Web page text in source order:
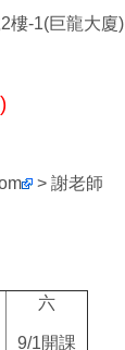
樓-1(巨龍大廈)
> 謝老師
六
9/1開課